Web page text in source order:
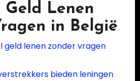
Geld Lenen
in België
geld lenen zonder vragen
bieden leningen